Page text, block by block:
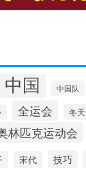
中国 中国队
全运会 冬天
林匹克运动会
宋代 技巧